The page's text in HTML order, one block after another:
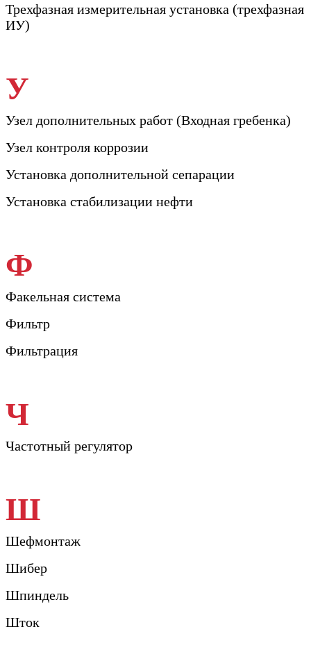
Трехфазная измерительная установка (трехфазная
ИУ)
У
Узел дополнительных работ (Входная гребенка)
Узел контроля коррозии
Установка дополнительной сепарации
Установка стабилизации нефти
Ф
Факельная система
Фильтр
Фильтрация
Ч
Частотный регулятор
Ш
Шефмонтаж
Шибер
Шпиндель
Шток